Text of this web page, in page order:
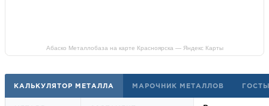
Абаско Металлобаза на карте Красноярска — Яндекс Карты